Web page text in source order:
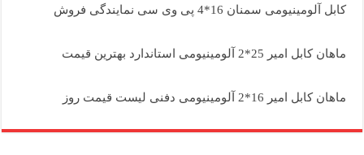
کابل آلومینیومی سمنان 16*4 پی وی سی نمایندگی فروش
ماهان کابل امیر 25*2 آلومینیومی استاندارد بهترین قیمت
ماهان کابل امیر 16*2 آلومینیومی دفنی لیست قیمت روز